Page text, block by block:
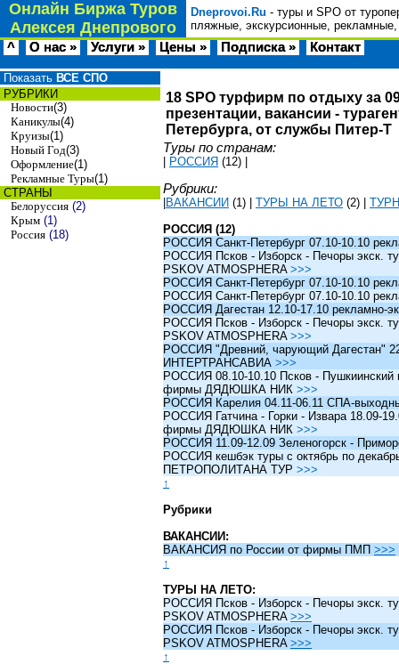
Онлайн Биржа Туров
Алексея Днепрового
Dneprovoi.Ru - туры и SPO от
пляжные, экскурсионные,
^ О нас » Услуги » Цены » Подписка » Контакт
Показать ВСЕ СПО
РУБРИКИ
Новости(3)
Каникулы(4)
Круизы(1)
Новый Год(3)
Оформление(1)
Рекламные Туры(1)
СТРАНЫ
Белоруссия (2)
Крым (1)
Россия (18)
18 SPO турфирм по отдыху за
презентации, вакансии -
Петербурга, от службы Питер-Т
Туры по странам:
РОССИЯ (12)
Рубрики:
ВАКАНСИИ (1) ТУРЫ НА ЛЕТО (2)
РОССИЯ (12)
РОССИЯ Санкт-Петербург 07.10-10.10
РОССИЯ Псков - Изборск - Печоры экск.
PSKOV ATMOSPHERA >>>
РОССИЯ Санкт-Петербург 07.10-10.10
РОССИЯ Санкт-Петербург 07.10-10.10
РОССИЯ Дагестан 12.10-17.10 рекламно-
РОССИЯ Псков - Изборск - Печоры экск.
PSKOV ATMOSPHERA >>>
РОССИЯ "Древний, чарующий Дагестан"
ИНТЕРТРАНСАВИА >>>
РОССИЯ 08.10-10.10 Псков - Пушкиинский
фирмы ДЯДЮШКА НИК >>>
РОССИЯ Карелия 04.11-06.11 СПА-
РОССИЯ Гатчина - Горки - Извара 18.09-
фирмы ДЯДЮШКА НИК >>>
РОССИЯ 11.09-12.09 Зеленогорск -
РОССИЯ кешбэк туры c октябрь по
ПЕТРОПОЛИТАНА ТУР >>>
↑
Рубрики
ВАКАНСИИ:
ВАКАНСИЯ по России от фирмы ПМП >>>
↑
ТУРЫ НА ЛЕТО:
РОССИЯ Псков - Изборск - Печоры экск.
PSKOV ATMOSPHERA >>>
РОССИЯ Псков - Изборск - Печоры экск.
PSKOV ATMOSPHERA >>>
↑